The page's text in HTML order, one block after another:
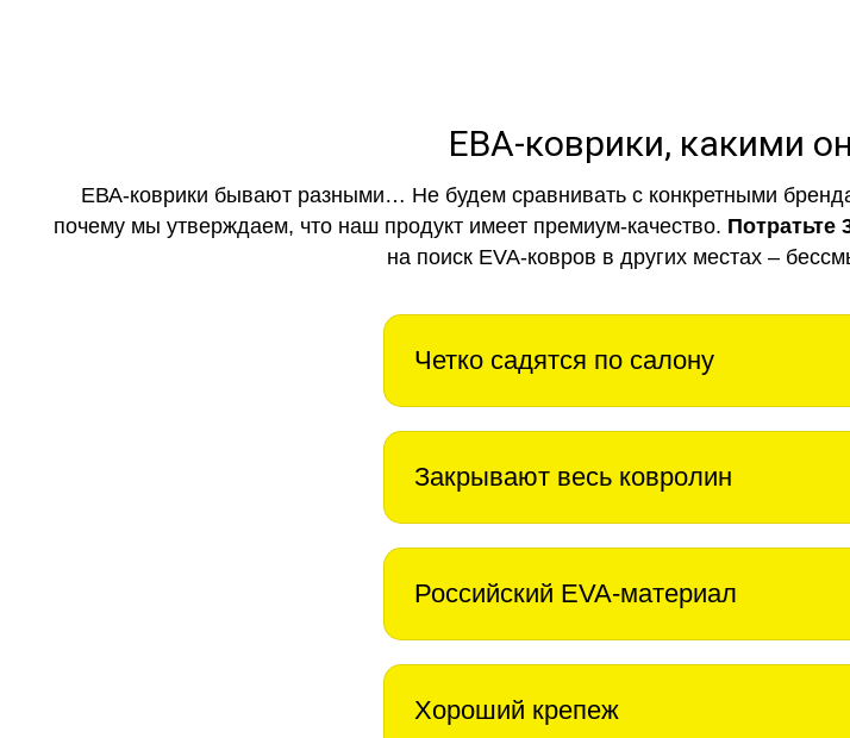
ЕВА-коврики, какими
ЕВА-коврики бывают разными… Не будем сравнивать с конкретными
почему мы утверждаем, что наш продукт имеет премиум-качество. Потратьте
на поиск EVA-ковров в других местах –
Четко садятся по салону
Закрывают весь ковролин
Российский EVA-материал
Хороший крепеж